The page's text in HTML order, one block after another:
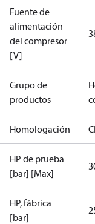
Fuente de
alimentación
del compresor
[V]
Grupo de
productos
Homologación
HP de prueba
[bar] [Max]
HP, fábrica
[bar]